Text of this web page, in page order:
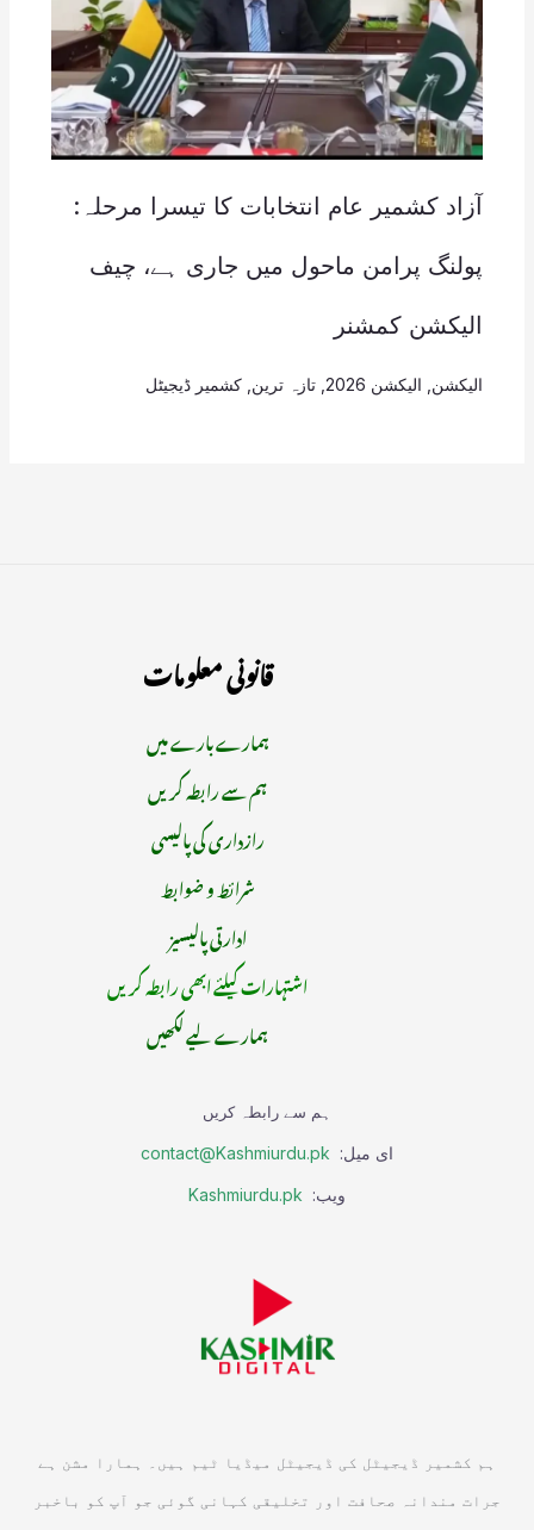
آزاد کشمیر عام انتخابات کا تیسرا مرحلہ:
پولنگ پرامن ماحول میں جاری ہے، چیف
الیکشن کمشنر
الیکشن الیکشن 2026 , تازہ ترین کشمیر ڈیجیٹل
قانونی معلومات
ہمارے بارے میں
ہم سے رابطہ کریں
رازداری کی پالیسی
شرائط و ضوابط
ادارتی پالیسیز
اشتہارات کیلئے ابھی رابطہ کریں
ہمارے لیے لکھیں
ہم سے رابطہ کریں
ای میل: contact@Kashmiurdu.pk
ویب: Kashmiurdu.pk
ہم کشمیر ڈیجیٹل کی ڈیجیٹل میڈیا ٹیم ہیں۔ ہمارا مشن ہے
جرات مندانہ صحافت اور تخلیقی کہانی گوئی جو آپ کو باخبر